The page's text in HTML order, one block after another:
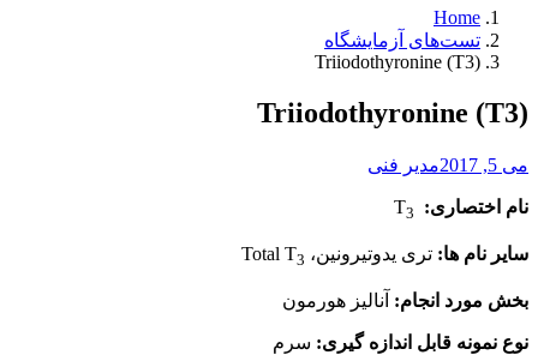
Home
تست‌های آزمایشگاه
Triiodothyronine (T3)
Triiodothyronine (T3)
می 5, 2017 مدیر فنی
نام اختصاری: T3
سایر نام ها: تری یدوتیرونین، Total T 3
بخش مورد انجام: آنالیز هورمون
نوع نمونه قابل اندازه گیری: سرم